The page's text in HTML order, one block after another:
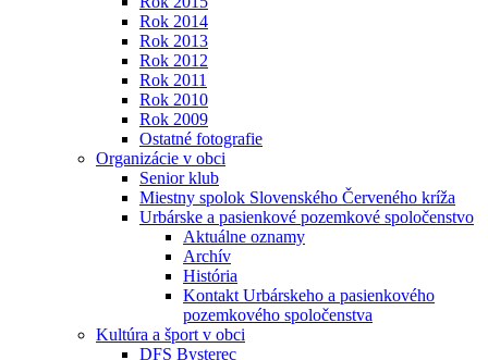
Rok 2014
Rok 2013
Rok 2012
Rok 2011
Rok 2010
Rok 2009
Ostatné fotografie
Organizácie v obci
Senior klub
Miestny spolok Slovenského Červeného kríža
Urbárske a pasienkové pozemkové spoločenstvo
Aktuálne oznamy
Archív
História
Kontakt Urbárskeho a pasienkového
pozemkového spoločenstva
Kultúra a šport v obci
DFS Bysterec